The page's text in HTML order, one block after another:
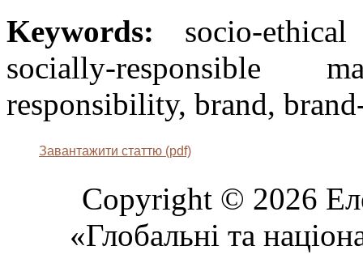
Keywords: socio-
socially-responsible
responsibility, brand,
Завантажити статтю (pdf)
Copyright © 2026
«Глобальні та